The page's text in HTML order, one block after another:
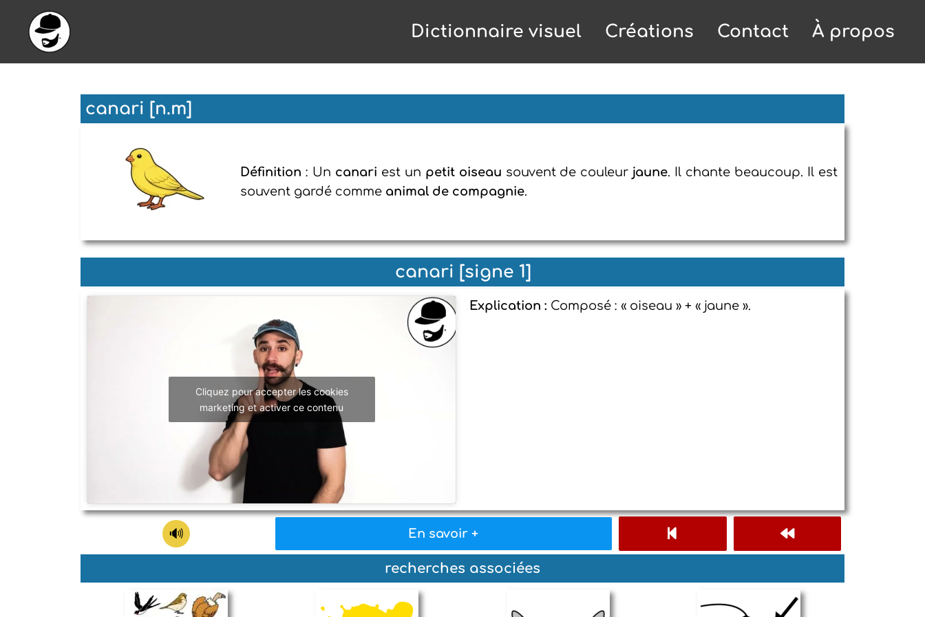
contenu
Dictionnaire visuel Créations Contact À propos
canari [n.m]
Définition : Un canari est un petit oiseau souvent de couleur jaune. Il chante beaucoup. Il est
souvent gardé comme animal de compagnie.
canari [signe 1]
Cliquez pour accepter les cookies
marketing et activer ce contenu
Explication : Composé : « oiseau » + « jaune ».
En savoir +
recherches associées